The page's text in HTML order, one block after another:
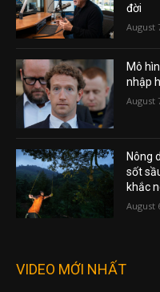
đời
August
Mô
nhập
August
Nông
sốt
khắc
August
VIDEO MỚI NHẤT